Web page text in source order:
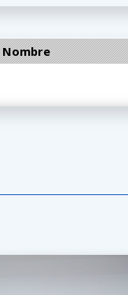
Nombre